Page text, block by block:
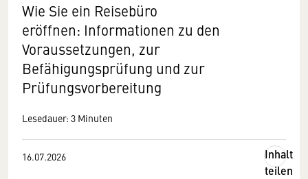
Wie Sie ein Reisebüro
eröffnen: Informationen zu den
Voraussetzungen, zur
Befähigungsprüfung und zur
Prüfungsvorbereitung
Lesedauer: 3 Minuten
16.07.2026
Inhalt
teilen